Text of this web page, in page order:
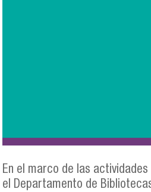
En el marco de las
el Departamento de